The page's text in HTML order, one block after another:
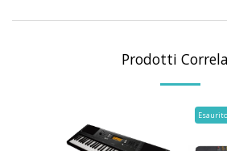
Prodotti
Esaurito